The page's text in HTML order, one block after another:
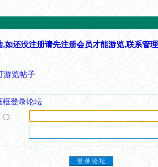
如还没注册请先注册会员才能游览,联系管理
游览帖子
框登录论坛